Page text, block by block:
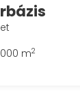
m2